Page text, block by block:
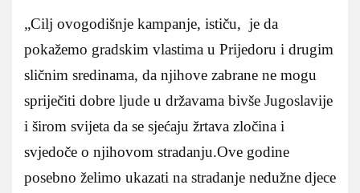
„Cilj ovogodišnje kampanje, ističu, je da
pokažemo gradskim vlastima u Prijedoru i drugim
sličnim sredinama, da njihove zabrane ne mogu
spriječiti dobre ljude u državama bivše Jugoslavije
i širom svijeta da se sjećaju žrtava zločina i
svjedoče o njihovom stradanju.Ove godine
posebno želimo ukazati na stradanje nedužne djece